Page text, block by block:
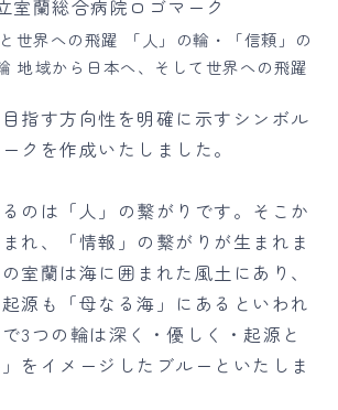
世界への飛躍 「人」の輪・「信頼」の
地域から日本へ、そして世界への飛躍
指す方向性を明確に示すシンボル
クを作成いたしました。
のは「人」の繋がりです。そこか
れ、「情報」の繋がりが生まれま
室蘭は海に囲まれた風土にあり、
源も「母なる海」にあるといわれ
3つの輪は深く・優しく・起源と
をイメージしたブルーといたしま